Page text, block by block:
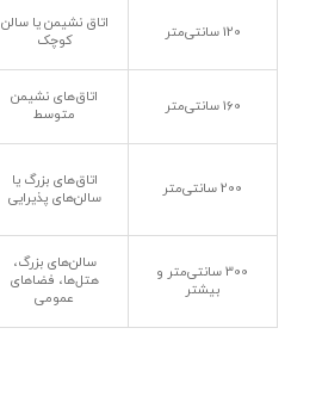
120 سانتی‌متر
اتاق نشیمن یا سالن
کوچک
160 سانتی‌متر
اتاق‌های نشیمن
متوسط
200 سانتی‌متر
اتاق‌های بزرگ یا
سالن‌های پذیرایی
300 سانتی‌متر و
بیشتر
سالن‌های بزرگ،
هتل‌ها، فضاهای
عمومی